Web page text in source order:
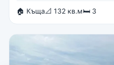
🏠 Къща📐 132 кв.м🛏 3